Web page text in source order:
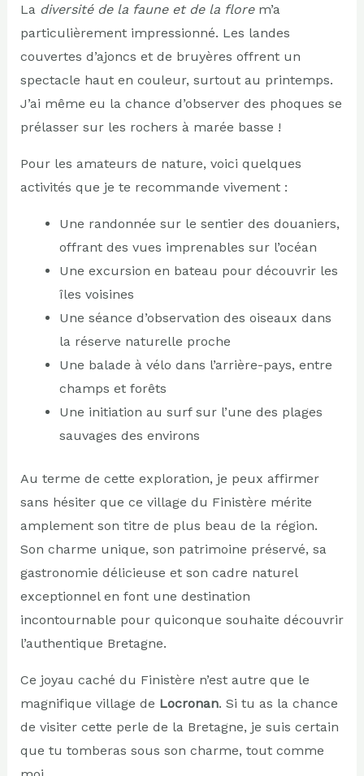
La diversité de la faune et de la florem’a
particulièrement impressionné. Les landes
couvertes d’ajoncs et de bruyères offrent un
spectacle haut en couleur, surtout au printemps.
J’ai même eu la chance d’observer des phoques se
prélasser sur les rochers à marée basse !
Pour les amateurs de nature, voici quelques
activités que je te recommande vivement :
Une randonnée sur le sentier des douaniers,
offrant des vues imprenables sur l’océan
Une excursion en bateau pour découvrir les
îles voisines
Une séance d’observation des oiseaux dans
la réserve naturelle proche
Une balade à vélo dans l’arrière-pays, entre
champs et forêts
Une initiation au surf sur l’une des plages
sauvages des environs
Au terme de cette exploration, je peux affirmer
sans hésiter que ce village du Finistère mérite
amplement son titre de plus beau de la région.
Son charme unique, son patrimoine préservé, sa
gastronomie délicieuse et son cadre naturel
exceptionnel en font une destination
incontournable pour quiconque souhaite découvrir
l’authentique Bretagne.
Ce joyau caché du Finistère n’est autre que le
magnifique village de Locronan. Si tu as la chance
de visiter cette perle de la Bretagne, je suis certain
que tu tomberas sous son charme, tout comme